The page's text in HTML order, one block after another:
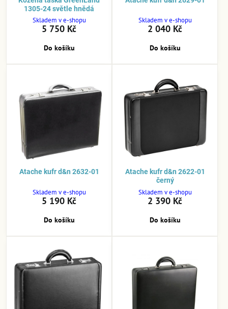
1305-24 světle hnědá
Skladem v e-shopu
5 750 Kč
Do košíku
Skladem v e-shopu
2 040 Kč
Do košíku
Atache kufr d&n 2632-01
Skladem v e-shopu
5 190 Kč
Do košíku
Atache kufr d&n 2622-01
černý
Skladem v e-shopu
2 390 Kč
Do košíku